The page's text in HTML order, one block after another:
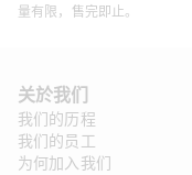
量有限，售完即止。
关於我们
我们的历程
我们的员工
为何加入我们